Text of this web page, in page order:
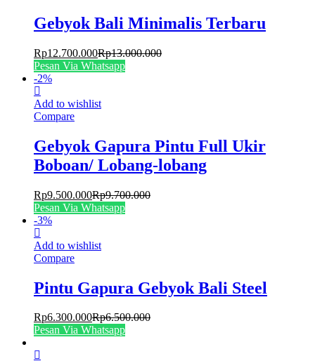
Gebyok Bali Minimalis Terbaru
Rp12.700.000Rp13.000.000
Pesan Via Whatsapp
-2%
Add to wishlist
Compare
Gebyok Gapura Pintu Full Ukir
Boboan/ Lobang-lobang
Rp9.500.000Rp9.700.000
Pesan Via Whatsapp
-3%
Add to wishlist
Compare
Pintu Gapura Gebyok Bali Steel
Rp6.300.000Rp6.500.000
Pesan Via Whatsapp